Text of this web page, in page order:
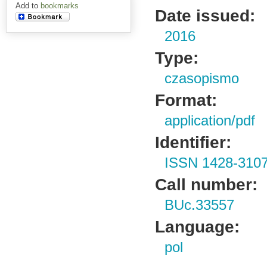
Add to bookmarks
Date issued:
2016
Type:
czasopismo
Format:
application/pdf
Identifier:
ISSN 1428-
Call number:
BUc.33557
Language:
pol